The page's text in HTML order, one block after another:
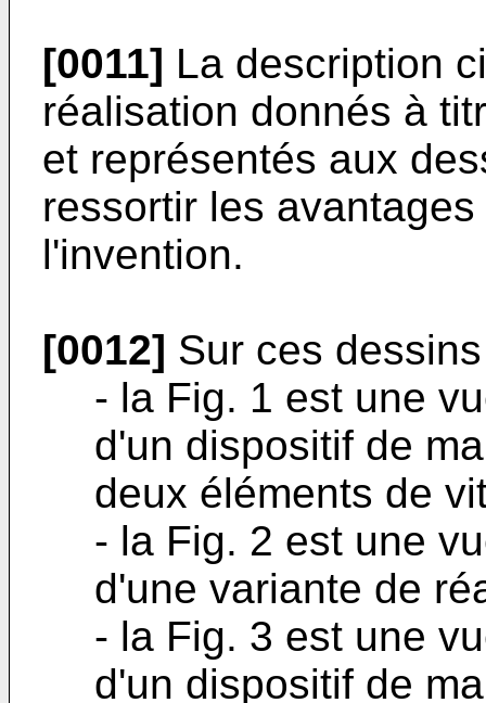
[0011] La description
réalisation donnés à
et représentés aux
ressortir les
l'invention.
[0012] Sur ces dessins
- la Fig. 1 est une
d'un dispositif de
deux éléments de
- la Fig. 2 est une
d'une variante de
- la Fig. 3 est une
d'un dispositif de